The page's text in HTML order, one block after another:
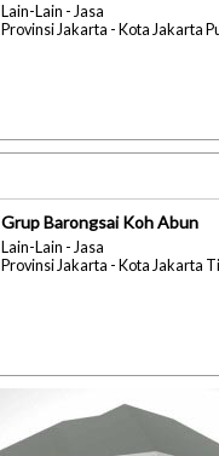
Lain-Lain - Jasa
Provinsi Jakarta - Kota Jakarta
Grup Barongsai Koh Abun
Lain-Lain - Jasa
Provinsi Jakarta - Kota Jakarta